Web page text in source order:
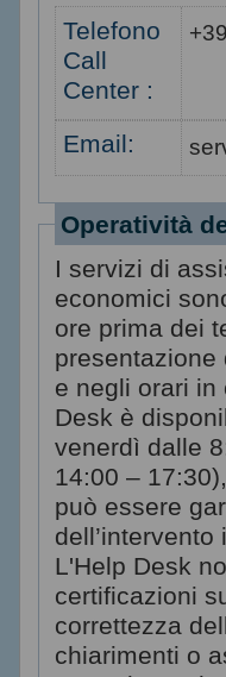
Telefono
Call
Center :
Email:
Operatività
I servizi di
economici
ore prima dei
presentazione
e negli orari in
Desk è
venerdì dalle
14:00 –
può essere
dell’intervento
L'Help Desk
certificazioni
correttezza
chiarimenti o